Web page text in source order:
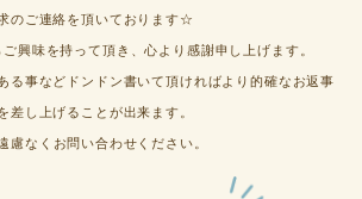
のご連絡を頂いております☆
興味を持って頂き、心より感謝申し上げます。
る事などドンドン書いて頂ければより的確なお返事
差し上げることが出来ます。
慮なくお問い合わせください。